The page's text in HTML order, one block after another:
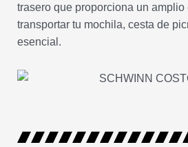
trasero que proporciona un amplio
transportar tu mochila, cesta de
esencial.